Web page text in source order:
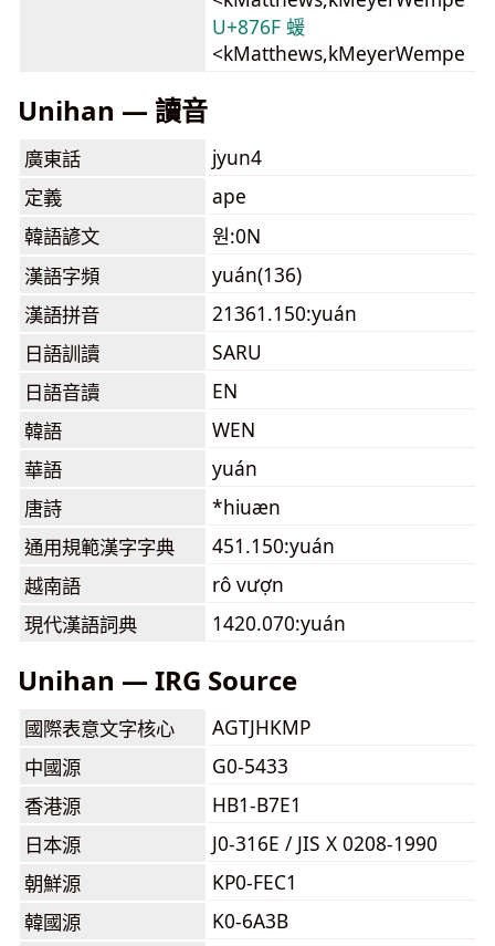
U+876F 蝯
<kMatthews,kMeyerWempe
Unihan — 讀音
廣東話
jyun4
定義
ape
韓語諺文
원:0N
漢語字頻
yuán(136)
漢語拼音
21361.150:yuán
日語訓讀
SARU
日語音讀
EN
韓語
WEN
華語
yuán
唐詩
*hiuæn
通用規範漢字字典
451.150:yuán
越南語
rô vượn
現代漢語詞典
1420.070:yuán
Unihan — IRG Source
國際表意文字核心
AGTJHKMP
中國源
G0-5433
香港源
HB1-B7E1
日本源
J0-316E / JIS X 0208-1990
朝鮮源
KP0-FEC1
韓國源
K0-6A3B